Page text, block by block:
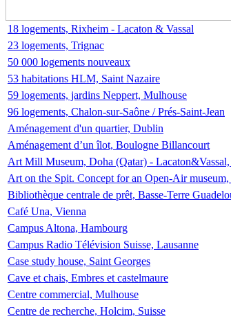
18 logements, Rixheim - Lacaton & Vassal
23 logements, Trignac
50 000 logements nouveaux
53 habitations HLM, Saint Nazaire
59 logements, jardins Neppert, Mulhouse
96 logements, Chalon-sur-Saône / Prés-Saint-Jean
Aménagement d'un quartier, Dublin
Aménagement d’un îlot, Boulogne Billancourt
Art Mill Museum, Doha (Qatar) -
Art on the Spit. Concept for an Open-Air museum,
Bibliothèque centrale de prêt, Basse-Terre
Café Una, Vienna
Campus Altona, Hambourg
Campus Radio Télévision Suisse, Lausanne
Case study house, Saint Georges
Cave et chais, Embres et castelmaure
Centre commercial, Mulhouse
Centre de recherche, Holcim, Suisse